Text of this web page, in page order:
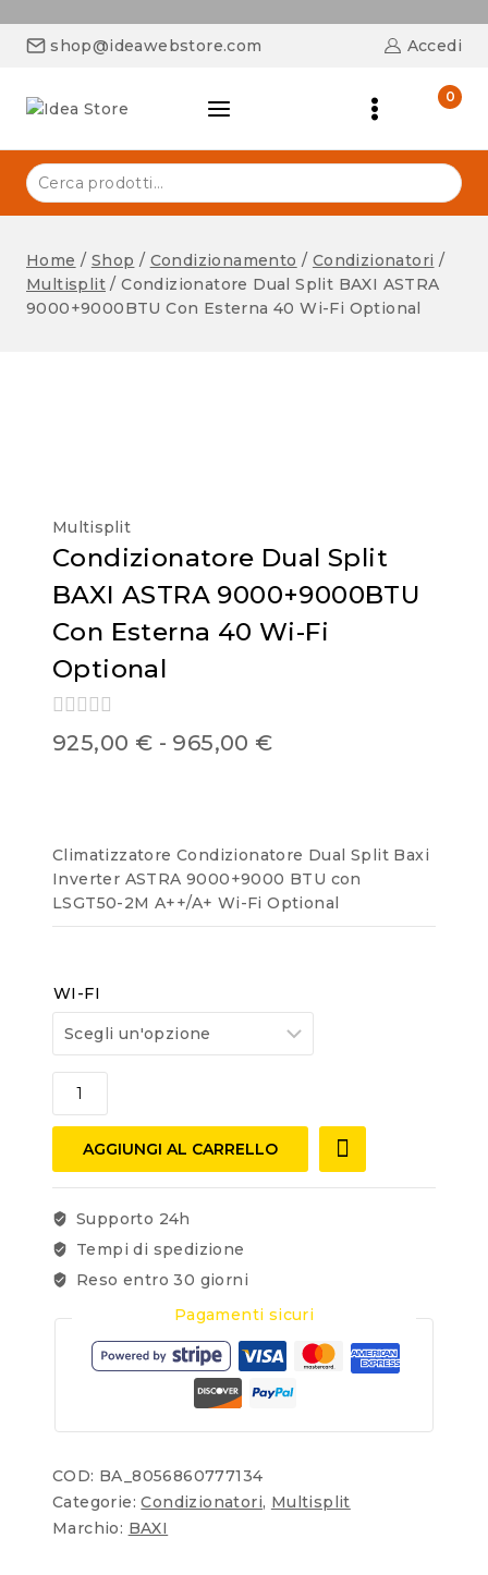
shop@ideawebstore.com Accedi
0
Home / Shop / Condizionamento / Condizionatori /
Multisplit / Condizionatore Dual Split BAXI ASTRA
9000+9000BTU Con Esterna 40 Wi-Fi Optional
Multisplit
Condizionatore Dual Split
BAXI ASTRA 9000+9000BTU
Con Esterna 40 Wi-Fi
Optional
0
out
925,00 € - 965,00 €
Climatizzatore Condizionatore Dual Split Baxi
Inverter ASTRA 9000+9000 BTU con
LSGT50-2M A++/A+ Wi-Fi Optional
WI-FI
AGGIUNGI AL CARRELLO
Supporto 24h
Tempi di spedizione
Reso entro 30 giorni
Pagamenti sicuri
COD: BA_8056860777134
Categorie:Condizionatori, Multisplit
Marchio: BAXI